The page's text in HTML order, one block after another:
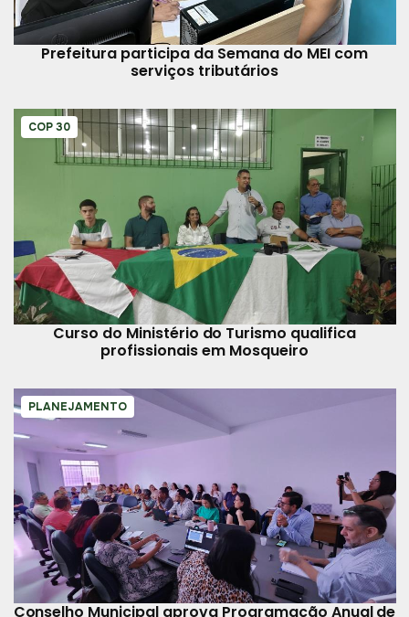
Prefeitura participa da Semana do MEI com
serviços tributários
COP 30
Curso do Ministério do Turismo qualifica
profissionais em Mosqueiro
PLANEJAMENTO
Conselho Municipal aprova Programação Anual de